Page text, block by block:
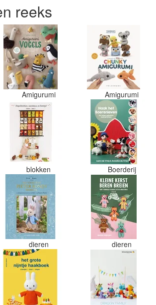
reeks
Amigurumi Amigurumi
blokken Boerderij
dieren dieren